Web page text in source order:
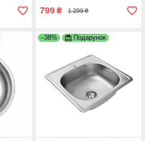
799 ₴ 1 299 ₴
–38% Подарунок